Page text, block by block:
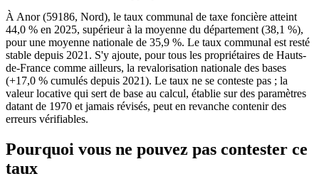
À Anor (59186, Nord), le taux communal de taxe foncière atteint
44,0 % en 2025, supérieur à la moyenne du département (38,1 %),
pour une moyenne nationale de 35,9 %. Le taux communal est resté
stable depuis 2021. S'y ajoute, pour tous les propriétaires de Hauts-
de-France comme ailleurs, la revalorisation nationale des bases
(+17,0 % cumulés depuis 2021). Le taux ne se conteste pas ; la
valeur locative qui sert de base au calcul, établie sur des paramètres
datant de 1970 et jamais révisés, peut en revanche contenir des
erreurs vérifiables.
Pourquoi vous ne pouvez pas contester ce
taux